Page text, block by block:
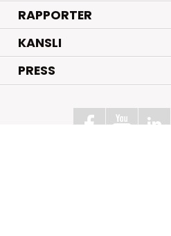
RAPPORTER
KANSLI
PRESS